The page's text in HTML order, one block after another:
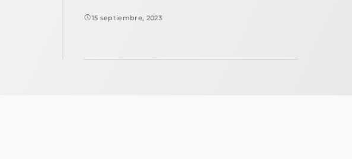
15 septiembre, 2023